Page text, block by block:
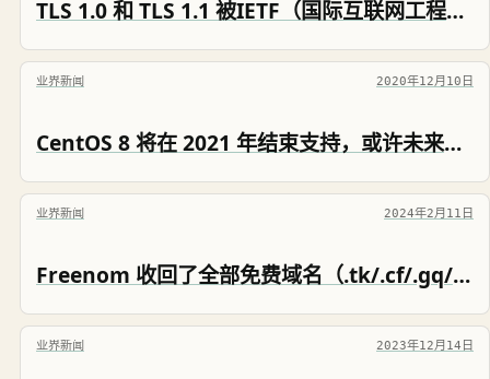
TLS 1.0 和 TLS 1.1 被IETF（国际互联网工程任务组）终结弃用
业界新闻 2020年12月10日
CentOS 8 将在 2021 年结束支持，或许未来不会再有免费的RHEL了
业界新闻 2024年2月11日
Freenom 收回了全部免费域名（.tk/.cf/.gq/.ga/.ml）
业界新闻 2023年12月14日